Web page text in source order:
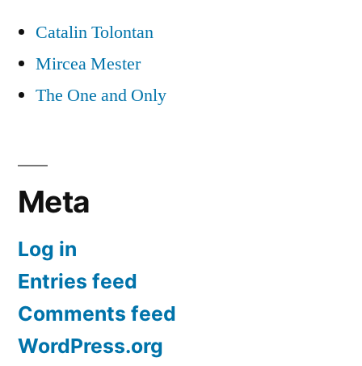
Catalin Tolontan
Mircea Mester
The One and Only
Meta
Log in
Entries feed
Comments feed
WordPress.org